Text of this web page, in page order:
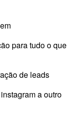
para tudo o que
de leads
a outro